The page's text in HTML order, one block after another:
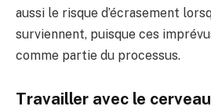
aussi le risque d’écrasement
surviennent, puisque ces
comme partie du processus.
Travailler avec le